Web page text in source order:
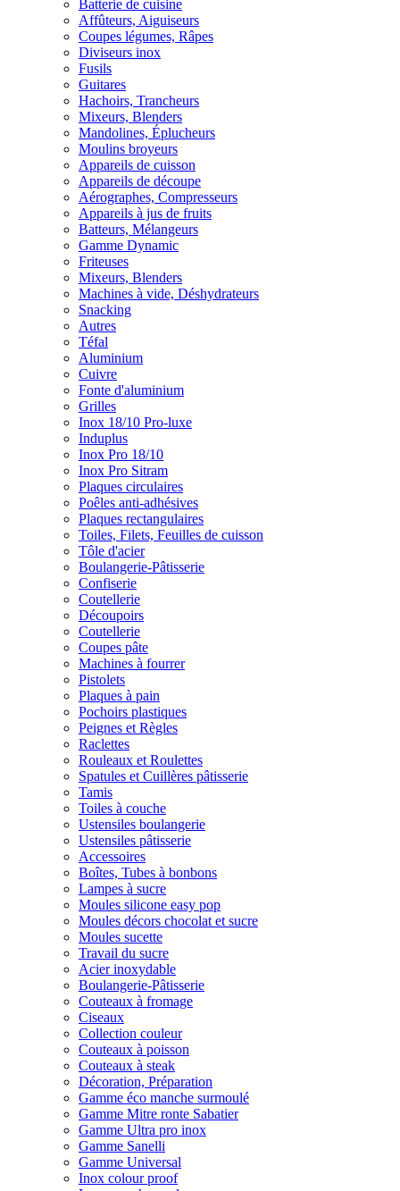
Batterie de cuisine
Affûteurs, Aiguiseurs
Coupes légumes, Râpes
Diviseurs inox
Fusils
Guitares
Hachoirs, Trancheurs
Mixeurs, Blenders
Mandolines, Éplucheurs
Moulins broyeurs
Appareils de cuisson
Appareils de découpe
Aérographes, Compresseurs
Appareils à jus de fruits
Batteurs, Mélangeurs
Gamme Dynamic
Friteuses
Mixeurs, Blenders
Machines à vide, Déshydrateurs
Snacking
Autres
Téfal
Aluminium
Cuivre
Fonte d'aluminium
Grilles
Inox 18/10 Pro-luxe
Induplus
Inox Pro 18/10
Inox Pro Sitram
Plaques circulaires
Poêles anti-adhésives
Plaques rectangulaires
Toiles, Filets, Feuilles de cuisson
Tôle d'acier
Boulangerie-Pâtisserie
Confiserie
Coutellerie
Découpoirs
Coutellerie
Coupes pâte
Machines à fourrer
Pistolets
Plaques à pain
Pochoirs plastiques
Peignes et Règles
Raclettes
Rouleaux et Roulettes
Spatules et Cuillères pâtisserie
Tamis
Toiles à couche
Ustensiles boulangerie
Ustensiles pâtisserie
Accessoires
Boîtes, Tubes à bonbons
Lampes à sucre
Moules silicone easy pop
Moules décors chocolat et sucre
Moules sucette
Travail du sucre
Acier inoxydable
Boulangerie-Pâtisserie
Couteaux à fromage
Ciseaux
Collection couleur
Couteaux à poisson
Couteaux à steak
Décoration, Préparation
Gamme éco manche surmoulé
Gamme Mitre ronte Sabatier
Gamme Ultra pro inox
Gamme Sanelli
Gamme Universal
Inox colour proof